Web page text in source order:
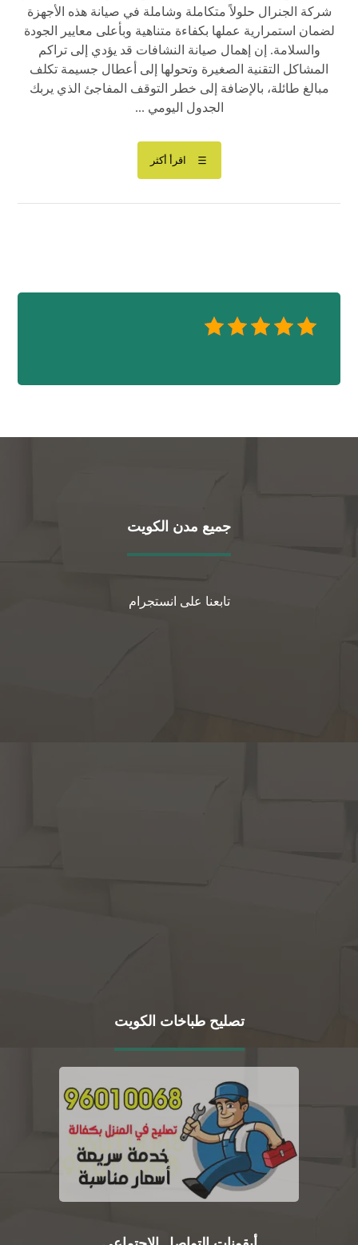
شركة الجنرال حلولاً متكاملة وشاملة في صيانة هذه الأجهزة
لضمان استمرارية عملها بكفاءة متناهية وبأعلى معايير الجودة
والسلامة. إن إهمال صيانة النشافات قد يؤدي إلى تراكم
المشاكل التقنية الصغيرة وتحولها إلى أعطال جسيمة تكلف
مبالغ طائلة، بالإضافة إلى خطر التوقف المفاجئ الذي يربك
الجدول اليومي ...
اقرأ أكثر
جميع مدن الكويت
تابعنا على انستجرام
تصليح طباخات الكويت